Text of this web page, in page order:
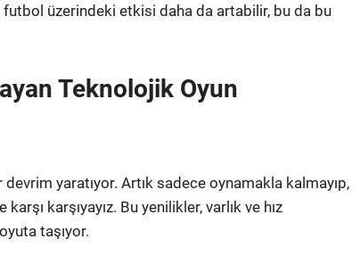
üzerindeki etkisi daha da artabilir, bu da bu
Teknolojik Oyun
yaratıyor. Artık sadece oynamakla kalmayıp,
karşıyayız. Bu yenilikler, varlık ve hız
taşıyor.